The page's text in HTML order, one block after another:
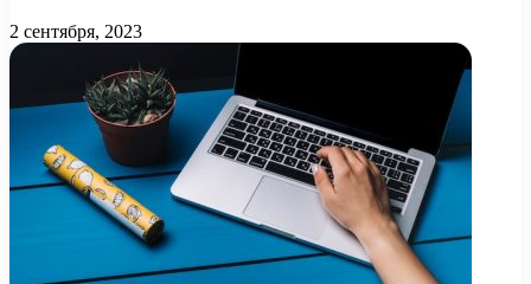
2 сентября, 2023